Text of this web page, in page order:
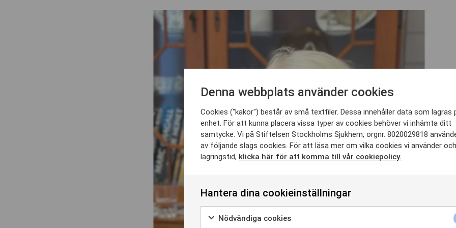
Denna webbplats använder cookies
Cookies ("kakor") består av små textfiler. Dessa innehåller data som lagras
enhet. För att kunna placera vissa typer av cookies behöver vi inhämta ditt
samtycke. Vi på Stiftelsen Stockholms Sjukhem, orgnr. 8020029818
av följande slags cookies. För att läsa mer om vilka cookies vi använder och
lagringstid, klicka här för att komma till vår cookiepolicy.
Hantera dina cookieinställningar
Nödvändiga cookies